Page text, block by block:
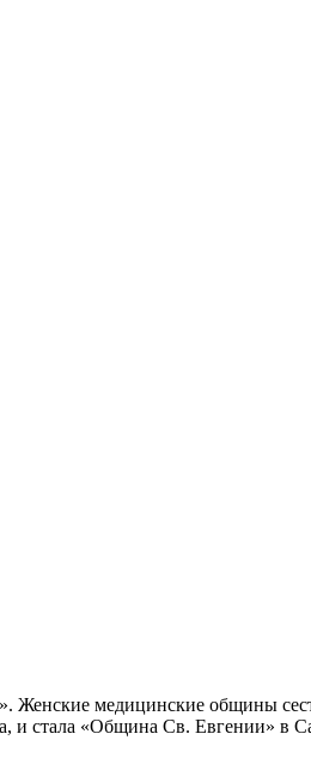
медицинские общины
стала «Община Св. Евгении» в